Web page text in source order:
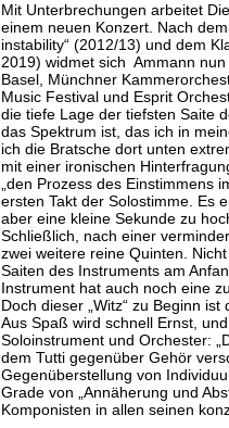
Mit Unterbrechungen arbeitet
einem neuen Konzert. Nach
instability“ (2012/13) und dem
2019) widmet sich Ammann
Basel, Münchner
Music Festival und Esprit
die tiefe Lage der tiefsten Saite
das Spektrum ist, das ich in
ich die Bratsche dort unten
mit einer ironischen
„den Prozess des Einstimmens
ersten Takt der Solostimme. Es
aber eine kleine Sekunde zu
Schließlich, nach einer
zwei weitere reine Quinten.
Saiten des Instruments am
Instrument hat auch noch eine
Doch dieser „Witz“ zu Beginn
Aus Spaß wird schnell Ernst,
Soloinstrument und Orchester:
dem Tutti gegenüber Gehör
Gegenüberstellung von
Grade von „Annäherung und
Komponisten in allen seinen